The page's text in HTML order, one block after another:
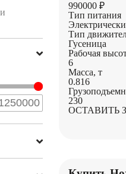
990000 ₽
Тип питания
Тип
Гусеница
Рабочая
6
Масса, т
0.816
230
ОСТАВИТЬ